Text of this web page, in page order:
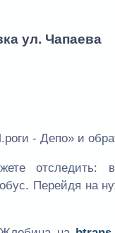
ул. Чапаева
- Депо» и
отследить:
Перейдя на